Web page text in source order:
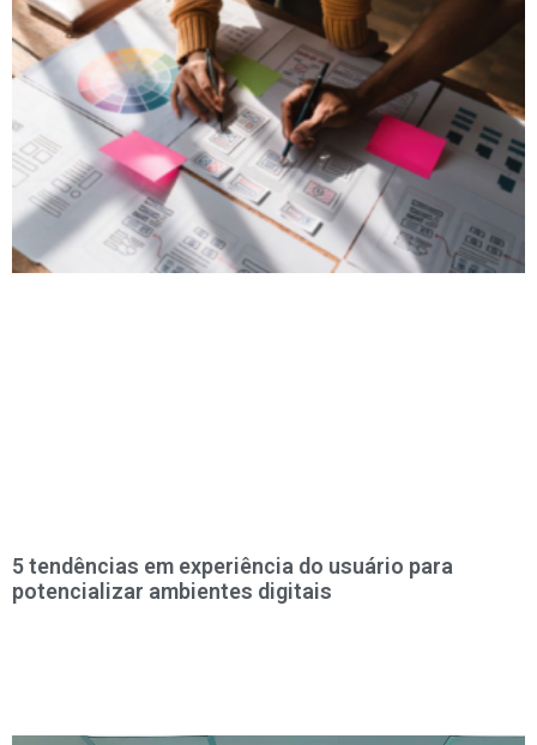
5 tendências em experiência do usuário para
potencializar ambientes digitais